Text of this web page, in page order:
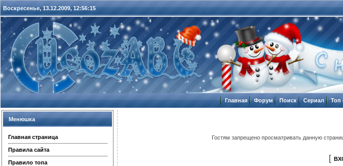
Воскресенье, 13.12.2009,12:56:16
Главная Форум Поиск Cериал Топ
Менюшка
Главная страница
Правила сайта
Правило топа
Гостям запрещено просматривать данную
[